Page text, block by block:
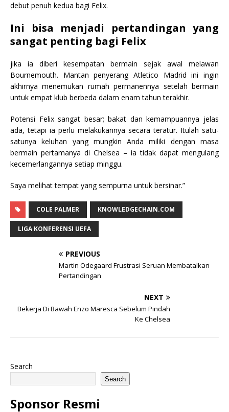
debut penuh kedua bagi Felix.
Ini bisa menjadi pertandingan yang
sangat penting bagi Felix
jika ia diberi kesempatan bermain sejak awal melawan
Bournemouth. Mantan penyerang Atletico Madrid ini ingin
akhirnya menemukan rumah permanennya setelah bermain
untuk empat klub berbeda dalam enam tahun terakhir.
Potensi Felix sangat besar; bakat dan kemampuannya jelas
ada, tetapi ia perlu melakukannya secara teratur. Itulah satu-
satunya keluhan yang mungkin Anda miliki dengan masa
bermain pertamanya di Chelsea – ia tidak dapat mengulang
kecemerlangannya setiap minggu.
Saya melihat tempat yang sempurna untuk bersinar.”
COLE PALMER KNOWLEDGECHAIN.COM
LIGA KONFERENSI UEFA
PREVIOUS
Martin Odegaard Frustrasi Seruan Membatalkan
Pertandingan
NEXT
Bekerja Di Bawah Enzo Maresca Sebelum Pindah
Ke Chelsea
Search
Search
Sponsor Resmi